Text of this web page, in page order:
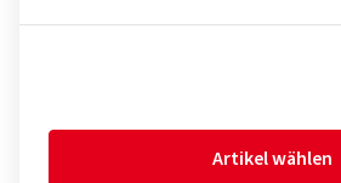
Artikel wählen